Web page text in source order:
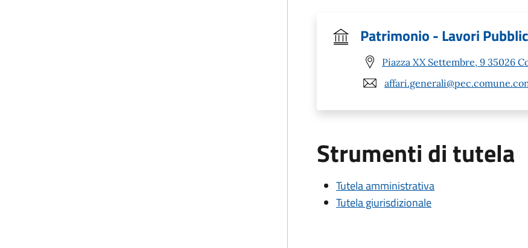
Patrimonio - Lavori
Piazza XX Settembre, 9 35026
Strumenti di tutela
Tutela amministrativa
Tutela giurisdizionale